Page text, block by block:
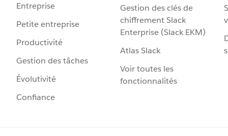
Entreprise
Petite entreprise
Productivité
Gestion des tâches
Évolutivité
Confiance
Gestion des clés de
chiffrement Slack
Enterprise (Slack EKM)
Atlas Slack
Voir toutes les
fonctionnalités